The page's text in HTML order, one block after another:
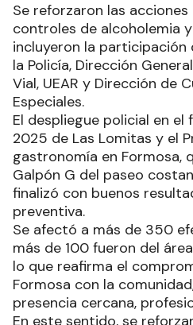
Se reforzaron las
controles de alcoholemia
incluyeron la
la Policía, Dirección
Vial, UEAR y Dirección de
Especiales.
El despliegue policial en
2025 de Las Lomitas y el
gastronomía en Formosa,
Galpón G del paseo
finalizó con buenos
preventiva.
Se afectó a más de 350
más de 100 fueron del
lo que reafirma el
Formosa con la
presencia cercana,